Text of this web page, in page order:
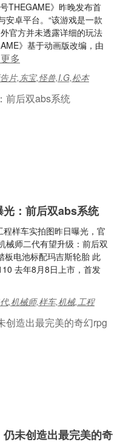
THEGAME》昨晚发布首
安卓平台。“该游戏是一款
官方并未透露详细的玩法
》基于动画版改编，由
多
片,东宝,怪兽,I.G,松本
：前后双abs系统
样车实拍图昨日曝光，官
械师二代有望升级：前后双
板电池标配玛吉斯轮胎 此
去年8月8日上市，首发
,机械师,样车,机械,工程
未创造出最完美的奇